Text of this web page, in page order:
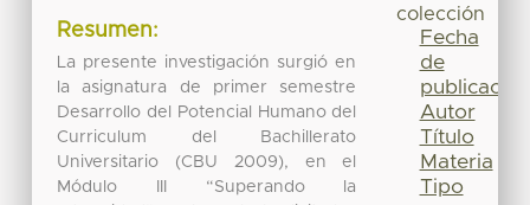
Resumen:
La presente investigación surgió en
la asignatura de primer semestre
Desarrollo del Potencial Humano del
Curriculum del Bachillerato
Universitario (CBU 2009), en el
Módulo III “Superando la
colección
Fecha
de
publicación
Autor
Título
Materia
Tipo